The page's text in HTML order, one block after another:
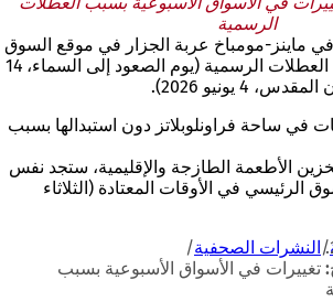
الرسمية
ماينز-مومباخ عربة الجزار في موقع السوق
يوم الأربعاء الذي يسبق العطلات الرسمية (يوم الصعود إلى السماء، 14
في ساحة فراونلوبلاتز دون استبدالها بسبب
الأطعمة الطازجة والإقليمية، ستجد نفس
في الأوقات المعتادة (الثلاثاء
النشرات الصحفية
تغييرات في الأسواق الأسبوعية بسبب